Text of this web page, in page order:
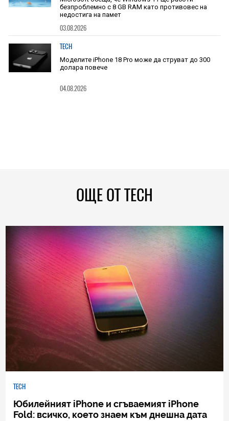
безпроблемно с 8 GB RAM като противовес на
недостига на памет
03.08.2026
TECH
Моделите iPhone 18 Pro може да струват до 300
долара повече
04.08.2026
ОЩЕ ОТ TECH
TECH
Юбилейният iPhone и сгъваемият iPhone
Fold: всичко, което знаем към днешна дата